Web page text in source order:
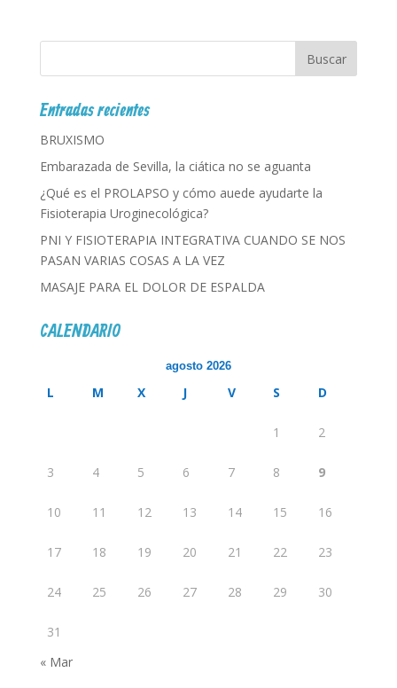
Entradas recientes
BRUXISMO
Embarazada de Sevilla, la ciática no se aguanta
¿Qué es el PROLAPSO y cómo auede ayudarte la
Fisioterapia Uroginecológica?
PNI Y FISIOTERAPIA INTEGRATIVA CUANDO SE NOS
PASAN VARIAS COSAS A LA VEZ
MASAJE PARA EL DOLOR DE ESPALDA
CALENDARIO
agosto 2026
L M X J V S D
1 2
3 4 5 6 7 8 9
10 11 12 13 14 15 16
17 18 19 20 21 22 23
24 25 26 27 28 29 30
31
« Mar